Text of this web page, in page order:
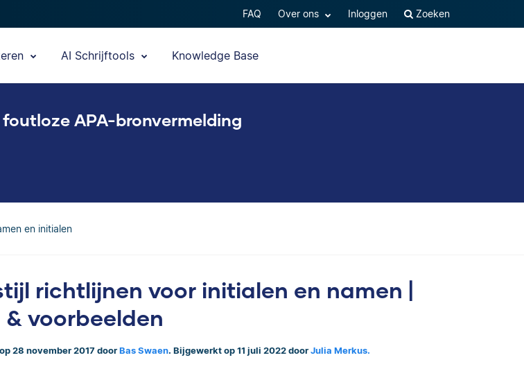
FAQ Over ons Inloggen Zoeken
AI Schrijftools Knowledge Base
APA-bronvermelding
en initialen
richtlijnen voor initialen en namen |
voorbeelden
28 november 2017 door Bas Swaen. Bijgewerkt op 11 juli 2022 door Julia Merkus.